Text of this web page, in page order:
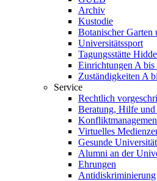
Archiv
Kustodie
Botanischer Garten
Universitätssport
Tagungsstätte
Einrichtungen A bis
Zuständigkeiten A
Service
Rechtlich
Beratung, Hilfe
Virtuelles
Gesunde Universität
Alumni an der
Ehrungen
Antidiskriminierung